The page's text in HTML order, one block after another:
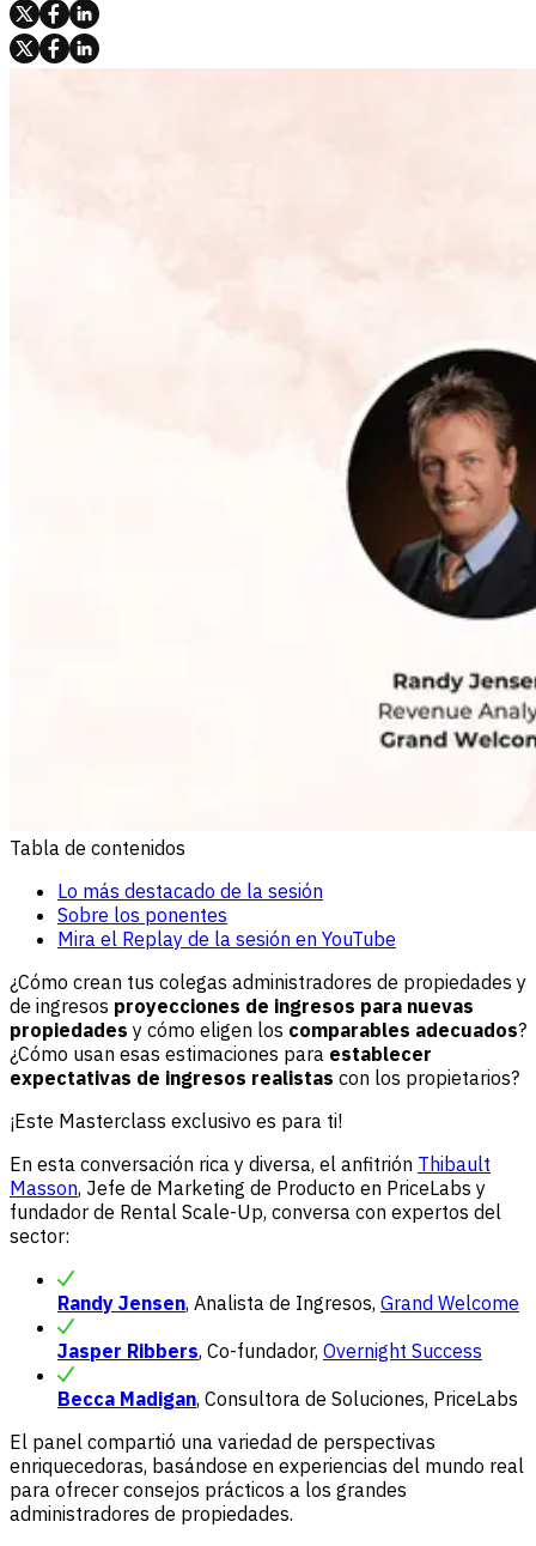
Tabla de contenidos
Lo más destacado de la sesión
Sobre los ponentes
Mira el Replay de la sesión en YouTube
¿Cómo crean tus colegas administradores de propiedades y
de ingresos proyecciones de ingresos para nuevas
propiedades y cómo eligen los comparables adecuados?
¿Cómo usan esas estimaciones para establecer
expectativas de ingresos realistas con los propietarios?
¡Este Masterclass exclusivo es para ti!
En esta conversación rica y diversa, el anfitrión Thibault
Masson, Jefe de Marketing de Producto en PriceLabs y
fundador de Rental Scale-Up, conversa con expertos del
sector:
Randy Jensen, Analista de Ingresos, Grand Welcome
Jasper Ribbers, Co-fundador, Overnight Success
Becca Madigan, Consultora de Soluciones, PriceLabs
El panel compartió una variedad de perspectivas
enriquecedoras, basándose en experiencias del mundo real
para ofrecer consejos prácticos a los grandes
administradores de propiedades.